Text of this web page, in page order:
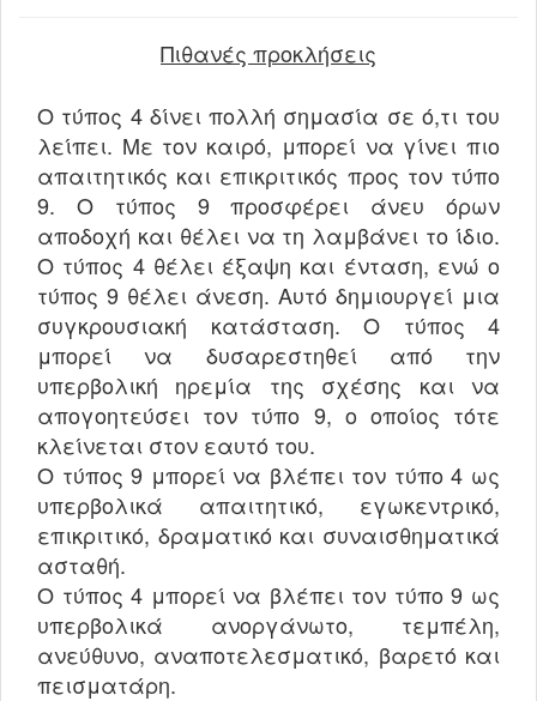
Πιθανές προκλήσεις
Ο τύπος 4 δίνει πολλή σημασία σε ό,τι του
λείπει. Με τον καιρό, μπορεί να γίνει πιο
απαιτητικός και επικριτικός προς τον τύπο
9. Ο τύπος 9 προσφέρει άνευ όρων
αποδοχή και θέλει να τη λαμβάνει το ίδιο.
Ο τύπος 4 θέλει έξαψη και ένταση, ενώ ο
τύπος 9 θέλει άνεση. Αυτό δημιουργεί μια
συγκρουσιακή κατάσταση. Ο τύπος 4
μπορεί να δυσαρεστηθεί από την
υπερβολική ηρεμία της σχέσης και να
απογοητεύσει τον τύπο 9, ο οποίος τότε
κλείνεται στον εαυτό του.
Ο τύπος 9 μπορεί να βλέπει τον τύπο 4 ως
υπερβολικά απαιτητικό, εγωκεντρικό,
επικριτικό, δραματικό και συναισθηματικά
ασταθή.
Ο τύπος 4 μπορεί να βλέπει τον τύπο 9 ως
υπερβολικά ανοργάνωτο, τεμπέλη,
ανεύθυνο, αναποτελεσματικό, βαρετό και
πεισματάρη.